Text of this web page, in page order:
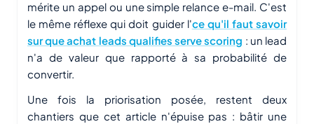
mérite un appel ou une simple relance e-mail. C'est
le même réflexe qui doit guider l'ce qu'il faut savoir
sur que achat leads qualifies serve scoring : un lead
n'a de valeur que rapporté à sa probabilité de
convertir.
Une fois la priorisation posée, restent deux
chantiers que cet article n'épuise pas : bâtir une